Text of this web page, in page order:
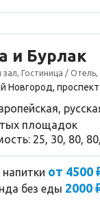
и посуда,
все блюда, от
напитки Средний
3х блюд с
всей большой
и Бурлак
зал, Гостиница / Отель,
Новгород,
площадок
25, 30, 80,
от 4500
без еды 2000